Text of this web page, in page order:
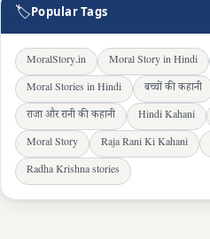
🏷Popular Tags
MoralStory.in Moral Story in Hindi
Moral Stories in Hindi
बच्चों की कहानी
राजा और रानी की कहानी
Hindi Kahani
Moral Story
Raja Rani Ki Kahani
Radha Krishna stories